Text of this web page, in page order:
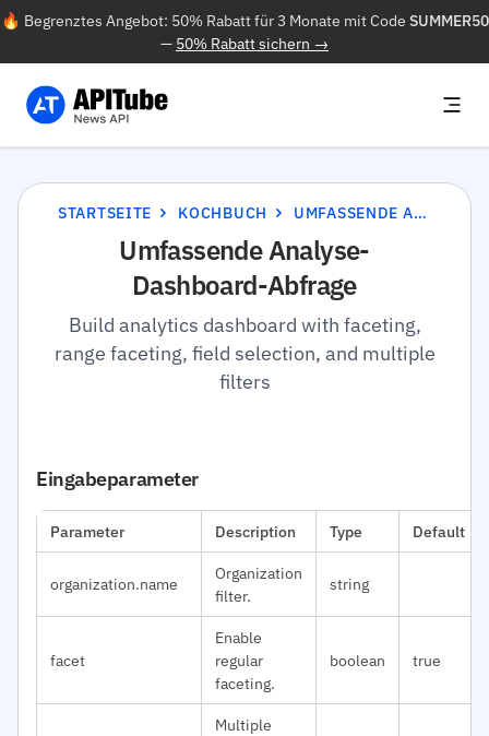
🔥 Begrenztes Angebot: 50% Rabatt für 3 Monate mit Code SUMMER50
— 50% Rabatt sichern →
STARTSEITE KOCHBUCH UMFASSENDE ANALYSE-DASHBOARD-ABFRAGE
Umfassende Analyse-
Dashboard-Abfrage
Build analytics dashboard with faceting,
range faceting, field selection, and multiple
filters
Eingabeparameter
Parameter Description Type Default
organization.name
Organization
filter.
string
facet
Enable
regular
faceting.
boolean true
Multiple